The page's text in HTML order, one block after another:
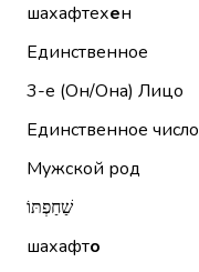
шахафтехен
Единственное
3-е (Он/Она) Лицо
Единственное число
Мужской род
שַׁחַפְתּוֹ
шахафто